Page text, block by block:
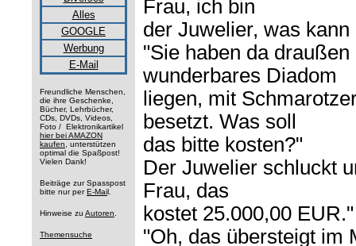
Alles
GOOGLE
Werbung
E-Mail
Freundliche Menschen,
die ihre Geschenke,
Bücher, Lehrbücher,
CDs, DVDs, Videos,
Foto / Elektronikartikel
hier bei AMAZON
kaufen, unterstützen
optimal die Spaßpost!
Vielen Dank!
Beiträge zur Spasspost
bitte nur per E-Mai l.
Hinweise zu Autoren.
Themensuche
Frau, ich bin
der Juwelier, was
"Sie haben da
wunderbares Diadom
liegen, mit
besetzt. Was soll
das bitte kosten?"
Der Juwelier schluckt
Frau, das
kostet 25.000,00 EUR."
"Oh, das übersteigt im